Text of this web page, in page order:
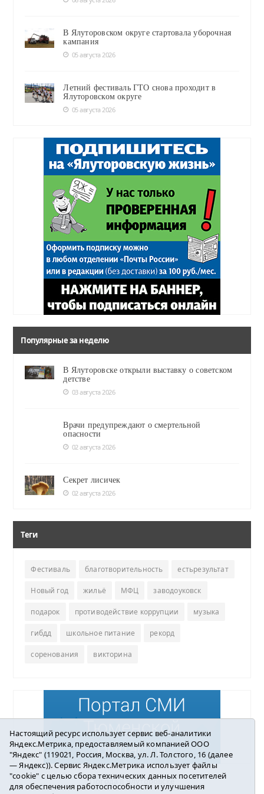
В Ялуторовском округе стартовала уборочная
кампания
05 августа 2026
Летний фестиваль ГТО снова проходит в
Ялуторовском округе
05 августа 2026
Популярные за неделю
В Ялуторовске открыли выставку о советском
детстве
03 августа 2026
Врачи предупреждают о смертельной
опасности
02 августа 2026
Секрет лисичек
02 августа 2026
Теги
Фестиваль благотворительность естьрезультат
Новый год жильё МФЦ заводоуковск
подарок противодействие коррупции музыка
гибдд школьное питание рекорд
соренования викторина
Погода в Ялуторовске
Настоящий ресурс использует сервис веб-аналитики
Яндекс.Метрика, предоставляемый компанией ООО
"Яндекс" (119021, Россия, Москва, ул. Л. Толстого, 16 (далее
— Яндекс)). Сервис Яндекс.Метрика использует файлы
"cookie" с целью сбора технических данных посетителей
для обеспечения работоспособности и улучшения